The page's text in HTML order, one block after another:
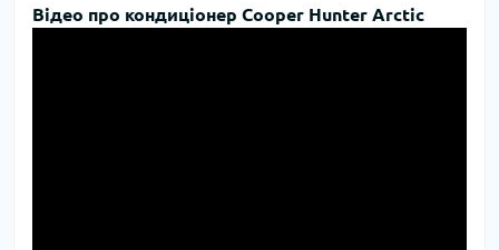
Відео про кондиціонер Cooper Hunter Arctic